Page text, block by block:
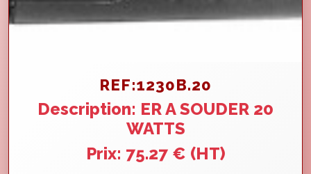
REF:1230B.20
Description: ER A SOUDER 20
WATTS
Prix: 75.27 € (HT)